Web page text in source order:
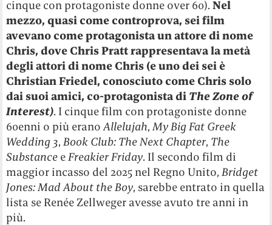
cinque con protagoniste donne over 60).Nel
mezzo, quasi come controprova, sei film
avevano come protagonista un attore di nome
Chris, dove Chris Pratt rappresentava la metà
degli attori di nome Chris (e uno dei sei è
Christian Friedel, conosciuto come Chris solo
dai suoi amici, co-protagonista di The Zone of
Interest). I cinque film con protagoniste donne
60enni o più eranoAllelujah,My Big Fat Greek
Wedding 3,Book Club: The Next Chapter, The
Substance eFreakier Friday. Il secondo film di
maggior incasso del 2025 nel Regno Unito,Bridget
Jones: Mad About the Boy, sarebbe entrato in quella
lista se Renée Zellweger avesse avuto tre anni in
più.